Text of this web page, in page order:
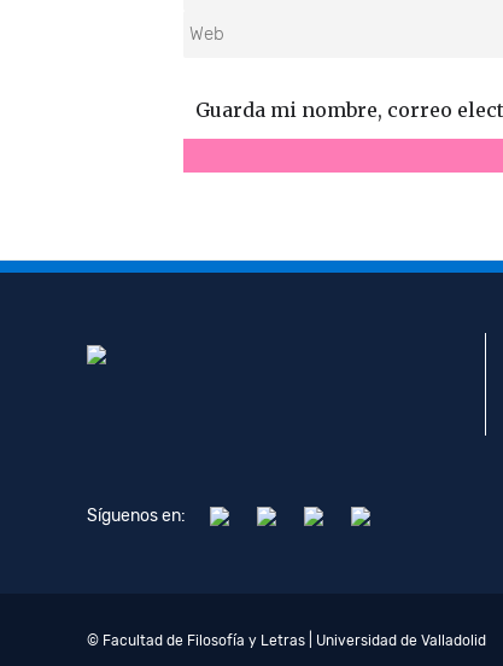
Guarda mi nombre, correo
Síguenos en:
© Facultad de Filosofía y Letras | Universidad de Valladolid